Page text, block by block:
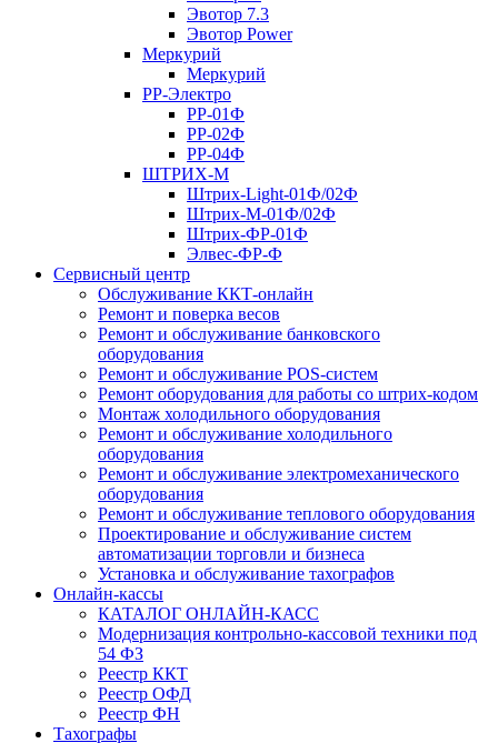
Эвотор 7.3
Эвотор Power
Меркурий
Меркурий
РР-Электро
РР-01Ф
РР-02Ф
РР-04Ф
ШТРИХ-М
Штрих-Light-01Ф/02Ф
Штрих-М-01Ф/02Ф
Штрих-ФР-01Ф
Элвес-ФР-Ф
Сервисный центр
Обслуживание ККТ-онлайн
Ремонт и поверка весов
Ремонт и обслуживание банковского
оборудования
Ремонт и обслуживание POS-систем
Ремонт оборудования для работы со штрих-кодом
Монтаж холодильного оборудования
Ремонт и обслуживание холодильного
оборудования
Ремонт и обслуживание электромеханического
оборудования
Ремонт и обслуживание теплового оборудования
Проектирование и обслуживание систем
автоматизации торговли и бизнеса
Установка и обслуживание тахографов
Онлайн-кассы
КАТАЛОГ ОНЛАЙН-КАСС
Модернизация контрольно-кассовой техники под
54 ФЗ
Реестр ККТ
Реестр ОФД
Реестр ФН
Тахографы